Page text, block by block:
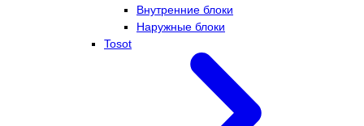
Внутренние блоки
Наружные блоки
Tosot